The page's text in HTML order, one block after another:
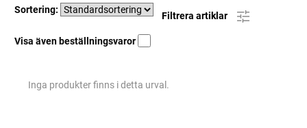
Sortering:
Filtrera artiklar
Visa även beställningsvaror
Inga produkter finns i detta urval.